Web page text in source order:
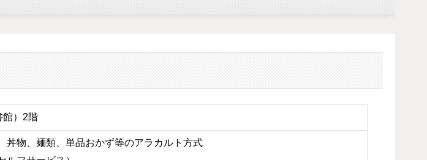
）2階
丼物、麺類、単品おかず等のアラカルト方式